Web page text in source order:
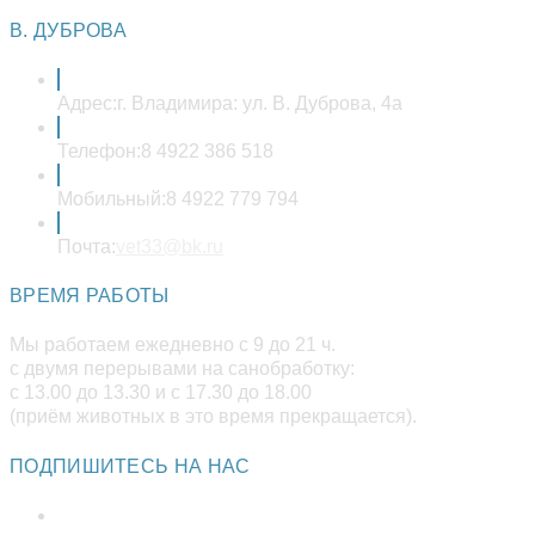
В. ДУБРОВА
Адрес:г. Владимира: ул. В. Дуброва, 4а
Телефон:8 4922 386 518
Мобильный:8 4922 779 794
Почта:
ВРЕМЯ РАБОТЫ
Мы работаем ежедневно с 9 до 21 ч.
с двумя перерывами на санобработку:
с 13.00 до 13.30 и с 17.30 до 18.00
(приём животных в это время прекращается).
ПОДПИШИТЕСЬ НА НАС